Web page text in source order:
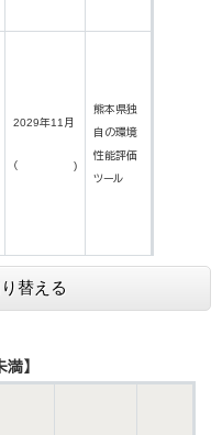
2029年11月
（ )
熊本県独
自の環境
性能評価
ツール
替える
】